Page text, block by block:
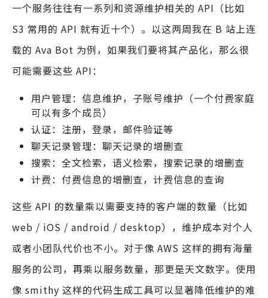
一个服务往往有一系列和资源维护相关的 API（比如
S3 常用的 API 就有近十个）。以这两周我在 B 站上连
载的 Ava Bot 为例，如果我们要将其产品化，那么很
可能需要这些 API：
用户管理：信息维护，子账号维护（一个付费家庭
可以有多个成员）
认证：注册，登录，邮件验证等
聊天记录管理：聊天记录的增删查
搜索：全文检索，语义检索，搜索记录的增删查
计费：付费信息的增删查，计费信息的查询
这些 API 的数量乘以需要支持的客户端的数量（比如
web / iOS / android / desktop），维护成本对个人
或者小团队代价也不小。对于像 AWS 这样的拥有海量
服务的公司，再乘以服务数量，那更是天文数字。使用
像 smithy 这样的代码生成工具可以显著降低维护的难